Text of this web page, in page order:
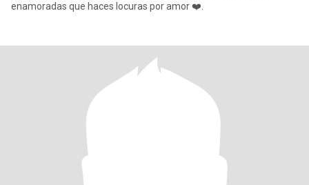
enamoradas que haces locuras por amor ❤️.